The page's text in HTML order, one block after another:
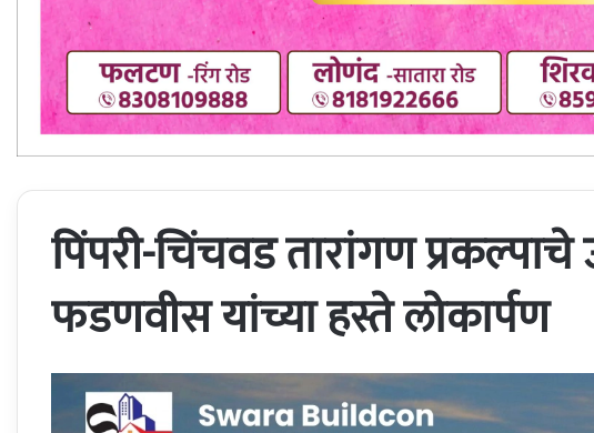
पिंपरी-चिंचवड तारांगण प्रकल्पाचे
फडणवीस यांच्या हस्ते लोकार्पण